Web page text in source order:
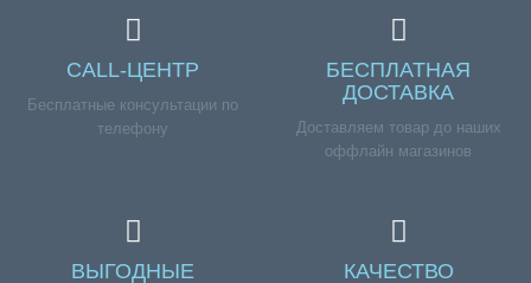
CALL-ЦЕНТР
Бесплатные консультации по
телефону
БЕСПЛАТНАЯ
ДОСТАВКА
Доставляем товар до наших
оффлайн магазинов
ВЫГОДНЫЕ
КАЧЕСТВО